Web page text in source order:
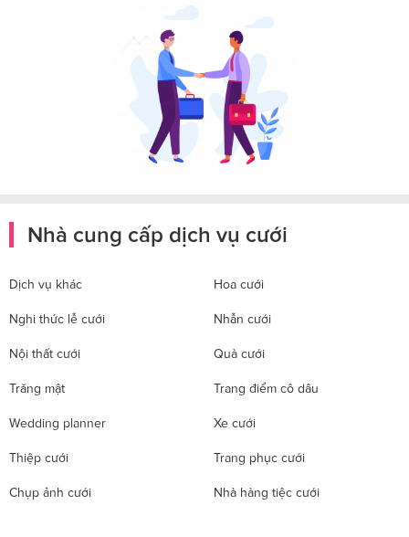
Nhà cung cấp dịch vụ cưới
Dịch vụ khác Hoa cưới
Nghi thức lễ cưới Nhẫn cưới
Nội thất cưới Quà cưới
Trăng mật Trang điểm cô dâu
Wedding planner Xe cưới
Thiệp cưới Trang phục cưới
Chụp ảnh cưới Nhà hàng tiệc cưới